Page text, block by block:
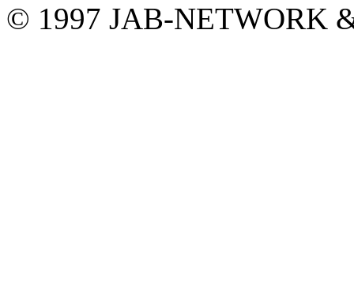
© 1997 JAB-NETWORK